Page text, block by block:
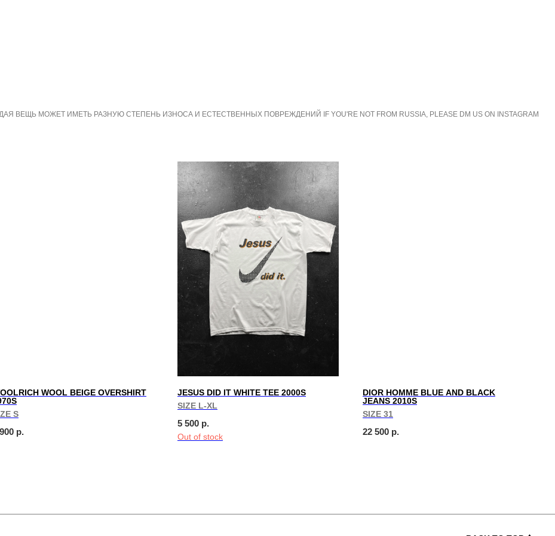
МОЖЕТ ИМЕТЬ РАЗНУЮ СТЕПЕНЬ ИЗНОСА И ЕСТЕСТВЕННЫХ ПОВРЕЖДЕНИЙ IF YOU'RE NOT FROM RUSSIA, PLEASE DM US ON INSTAGRAM
WOOL BEIGE OVERSHIRT
S
р.
JESUS DID IT WHITE TEE 2000S
SIZE L-XL
5 500 р.
Out of stock
DIOR HOMME BLUE AND BLACK
JEANS 2010S
SIZE 31
22 500 р.
We create digital spaces We create digital spaces We create digital spaces We create digital spaces